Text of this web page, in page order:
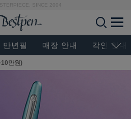
SINCE 2004
만년필 매장 안내 각인 안내
만원)